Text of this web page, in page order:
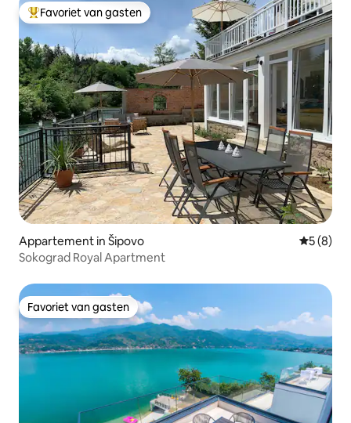
Topfavoriet van gasten
Favoriet van gasten
Appartement in Šipovo
5 (8)
Sokograd Royal Apartment
Favoriet van gasten
Favoriet van gasten